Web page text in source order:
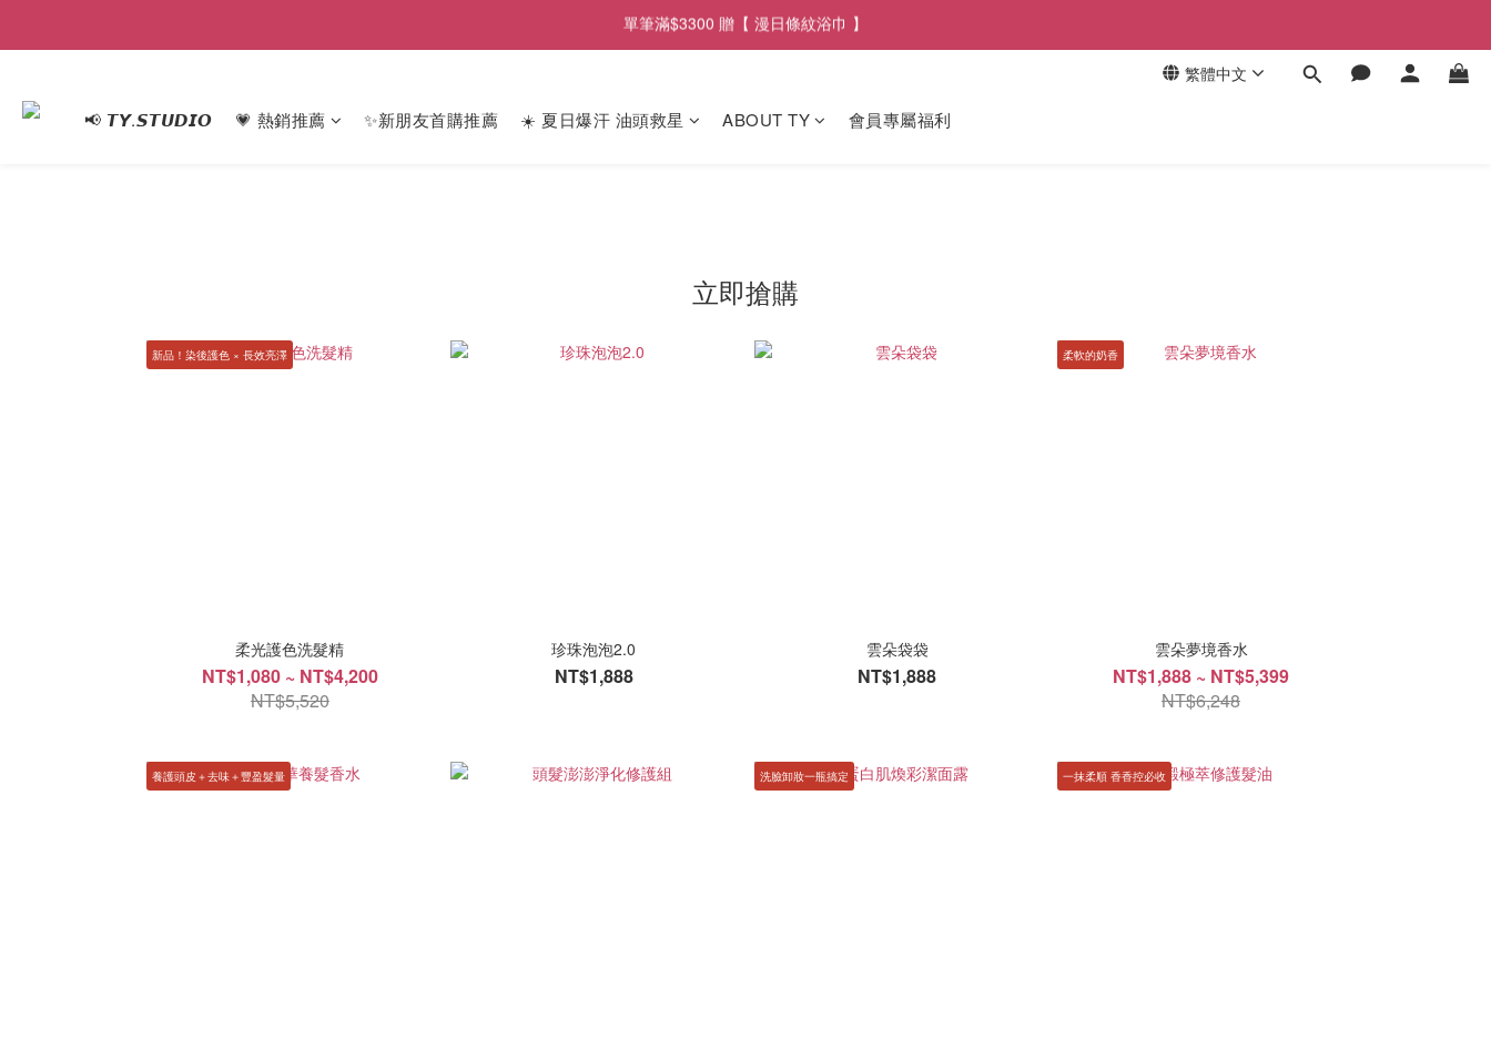
單筆滿$2900享【 免運遞送 】
繁體中文
📢 𝙏𝙔.𝙎𝙏𝙐𝘿𝙄𝙊 💗 熱銷推薦 ✨新朋友首購推薦 ☀️ 夏日爆汗 油頭救星 ABOUT TY 會員專屬福利
立即搶購
新品！染後護色 × 長效亮澤
柔光護色洗髮精
NT$1,080 ~ NT$4,200
NT$5,520
珍珠泡泡2.0
NT$1,888
雲朵袋袋
NT$1,888
柔軟的奶香
雲朵夢境香水
NT$1,888 ~ NT$5,399
NT$6,248
養護頭皮＋去味＋豐盈髮量 洗臉卸妝一瓶搞定 一抹柔順 香香控必收